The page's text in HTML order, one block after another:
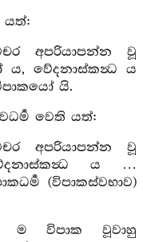
යත්:
අපරියාපන්න වූ
ය, වේදනාස්කන්‍ධ ය
යි.
වෙති යත්:
අපරියාපන්න වූ
ය …
(විපාකස්වභාව)
ම විපාක වූවාහු